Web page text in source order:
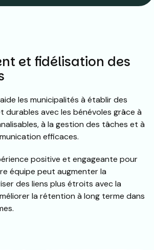
et fidélisation des
les municipalités à établir des
durables avec les bénévoles grâce à
à la gestion des tâches et à
efficaces.
positive et engageante pour
équipe peut augmenter la
des liens plus étroits avec la
la rétention à long terme dans